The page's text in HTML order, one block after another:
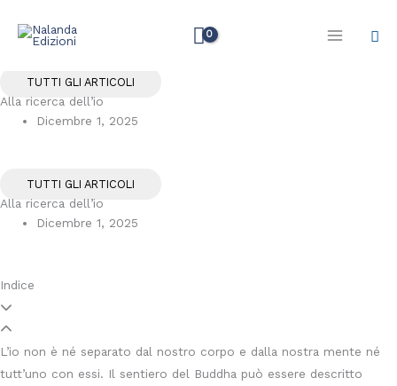
TUTTI GLI ARTICOLI
Alla ricerca dell’io
Dicembre 1, 2025
TUTTI GLI ARTICOLI
Alla ricerca dell’io
Dicembre 1, 2025
Indice
L’io non è né separato dal nostro corpo e dalla nostra mente né
tutt’uno con essi. Il sentiero del Buddha può essere descritto